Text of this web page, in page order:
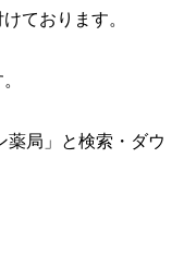
ております。
局」と検索・ダウ